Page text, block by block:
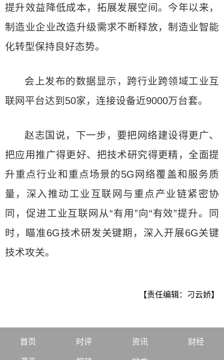
提升效益降低成本，拓展发展空间。今年以来，
制造业企业改造升级需求不断释放，制造业智能
化转型保持良好态势。
会上发布的数据显示，跨行业跨领域工业互
联网平台达到50家，连接设备近9000万台套。
赵志国说，下一步，要把网络建设得更广、
把应用推广得更好、把技术研究得更精，全面提
升重点行业和重点场景的5G网络覆盖和服务质
量，深入推动工业互联网与重点产业链紧密协
同，促进工业互联网从“有用”向“有效”提升。同
时，瞄准6G技术研发关键期，深入开展6G关键
技术攻关。
【责任编辑：刁云娇】
首页 时评 资讯 财经